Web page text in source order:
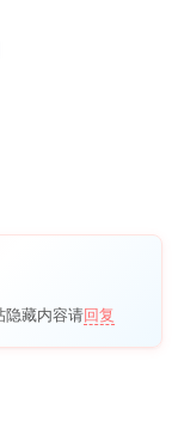
隐藏内容请回复